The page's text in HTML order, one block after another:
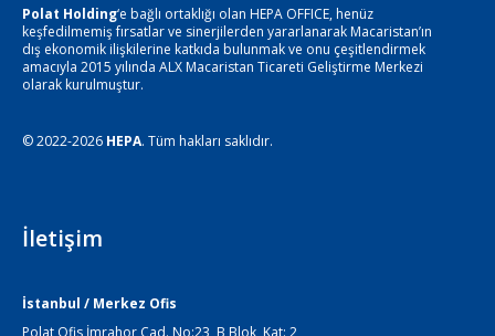
Polat Holding‘e bağlı ortaklığı olan HEPA OFFICE, henüz
keşfedilmemiş fırsatlar ve sinerjilerden yararlanarak Macaristan’ın
dış ekonomik ilişkilerine katkıda bulunmak ve onu çeşitlendirmek
amacıyla 2015 yılında ALX Macaristan Ticareti Geliştirme Merkezi
olarak kurulmuştur.
© 2022-2026 HEPA. Tüm hakları saklıdır.
İletişim
İstanbul / Merkez Ofis